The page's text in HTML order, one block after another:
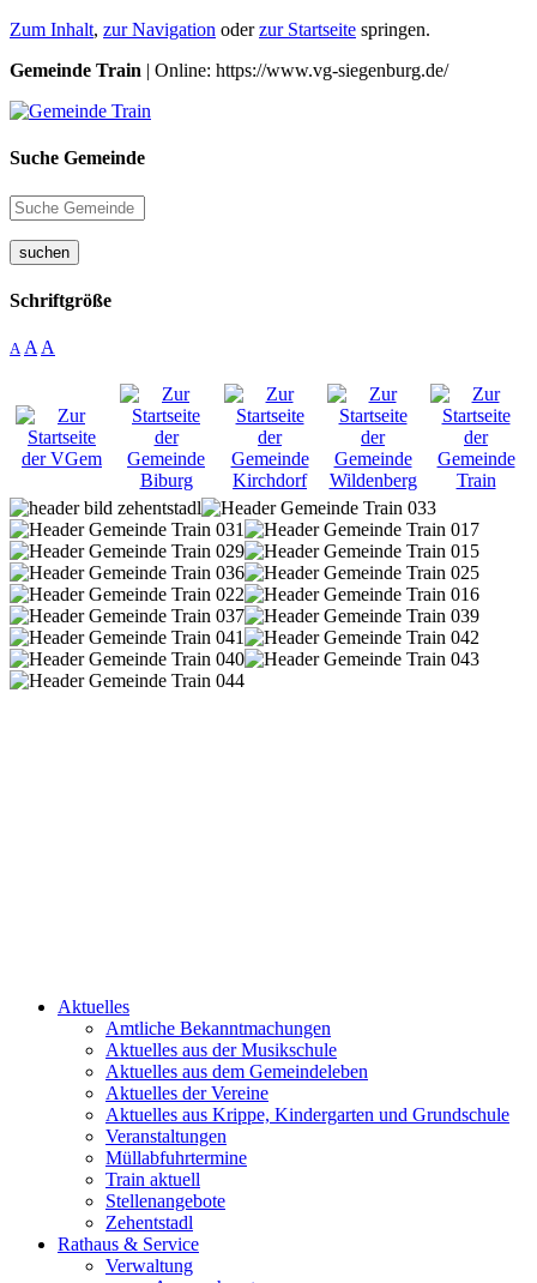
Zum Inhalt, zur Navigation oderzur Startseite springen.
Gemeinde Train | Online: https://www.vg-siegenburg.de/
Suche Gemeinde
suchen
Schriftgröße
A A A
Aktuelles
Amtliche Bekanntmachungen
Aktuelles aus der Musikschule
Aktuelles aus dem Gemeindeleben
Aktuelles der Vereine
Aktuelles aus Krippe, Kindergarten und Grundschule
Veranstaltungen
Müllabfuhrtermine
Train aktuell
Stellenangebote
Zehentstadl
Rathaus & Service
Verwaltung